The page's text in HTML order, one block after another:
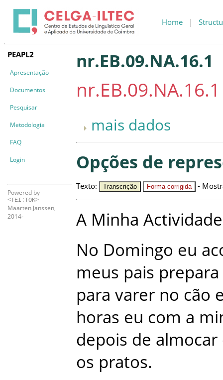
Home |
PEAPL2
Apresentação
Documentos
Pesquisar
Metodologia
FAQ
Login
Powered by
<TEI:TOK>
Maarten Janssen,
2014-
nr.EB.09.NA.16.1
nr.EB.09.NA.16.1
mais dados
Opções de
Texto: Transcrição Forma corrigida -
A Minha Actividade
No Domingo eu
meus pais prepara
para varer no cão
horas eu com a
depois de almocar
os pratos.